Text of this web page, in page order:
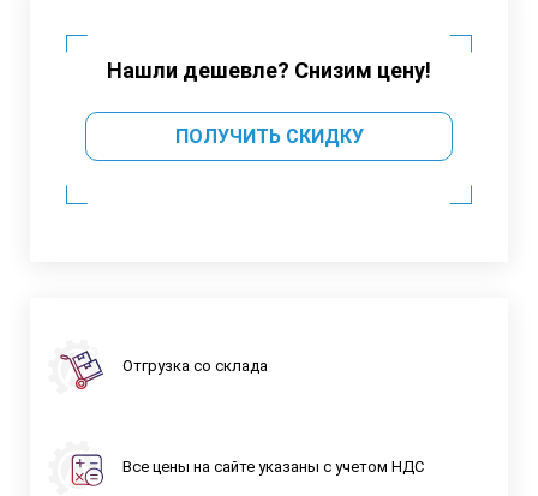
Нашли дешевле? Снизим цену!
ПОЛУЧИТЬ СКИДКУ
Отгрузка со склада
Все цены на сайте указаны с учетом НДС